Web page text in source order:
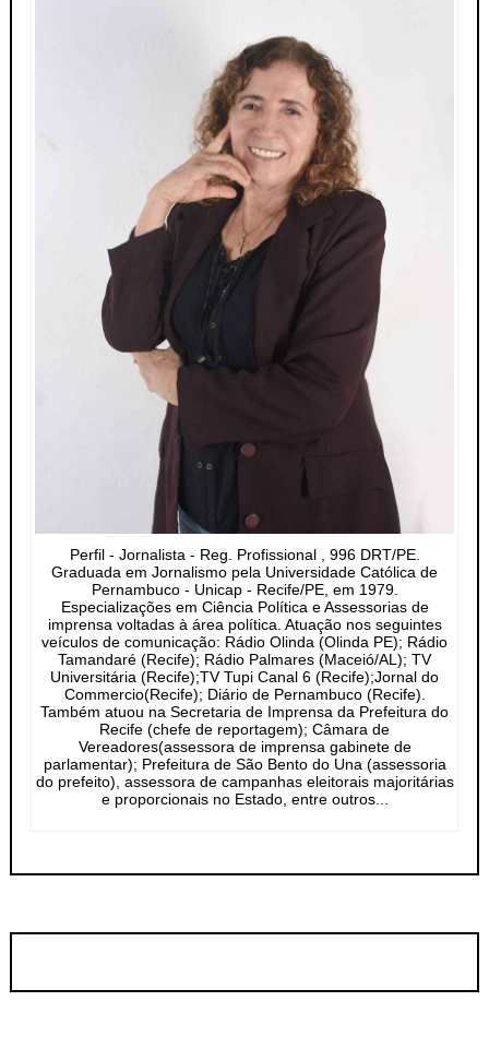
Perfil - Jornalista - Reg. Profissional , 996 DRT/PE.
Graduada em Jornalismo pela Universidade Católica de
Pernambuco - Unicap - Recife/PE, em 1979.
Especializações em Ciência Política e Assessorias de
imprensa voltadas à área política. Atuação nos seguintes
veículos de comunicação: Rádio Olinda (Olinda PE); Rádio
Tamandaré (Recife); Rádio Palmares (Maceió/AL); TV
Universitária (Recife);TV Tupi Canal 6 (Recife);Jornal do
Commercio(Recife); Diário de Pernambuco (Recife).
Também atuou na Secretaria de Imprensa da Prefeitura do
Recife (chefe de reportagem); Câmara de
Vereadores(assessora de imprensa gabinete de
parlamentar); Prefeitura de São Bento do Una (assessoria
do prefeito), assessora de campanhas eleitorais majoritárias
e proporcionais no Estado, entre outros...